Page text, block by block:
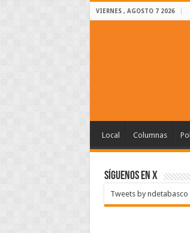
VIERNES , AGOSTO 7 2026
Local Columnas
SÍGUENOS EN X
Tweets by ndetabasco